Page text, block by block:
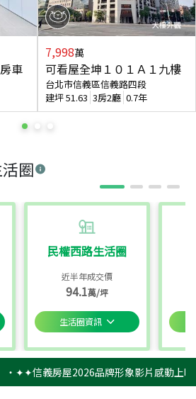
圈
民權西路生活圈
近半年成交價
94.1萬/坪
生活圈資訊
車
7,998萬
可看屋全坤１０１Ａ１九樓
台北市信義區信義路四段
建坪51.63 3房2廳 0.7年
‧✦✦信義房屋2026品牌形象影片感動上